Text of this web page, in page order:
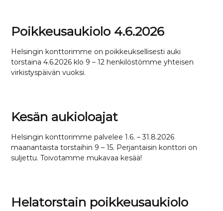
Poikkeusaukiolo 4.6.2026
Helsingin konttorimme on poikkeuksellisesti auki
torstaina 4.6.2026 klo 9 – 12 henkilöstömme yhteisen
virkistyspäivän vuoksi.
Kesän aukioloajat
Helsingin konttorimme palvelee 1.6. – 31.8.2026
maanantaista torstaihin 9 – 15. Perjantaisin konttori on
suljettu. Toivotamme mukavaa kesää!
Helatorstain poikkeusaukiolo